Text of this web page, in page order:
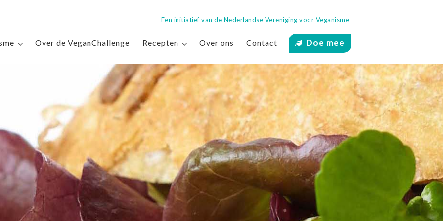
Een initiatief van de Nederlandse Vereniging voor Veganisme
Over de VeganChallenge Recepten Over ons Contact Doe mee